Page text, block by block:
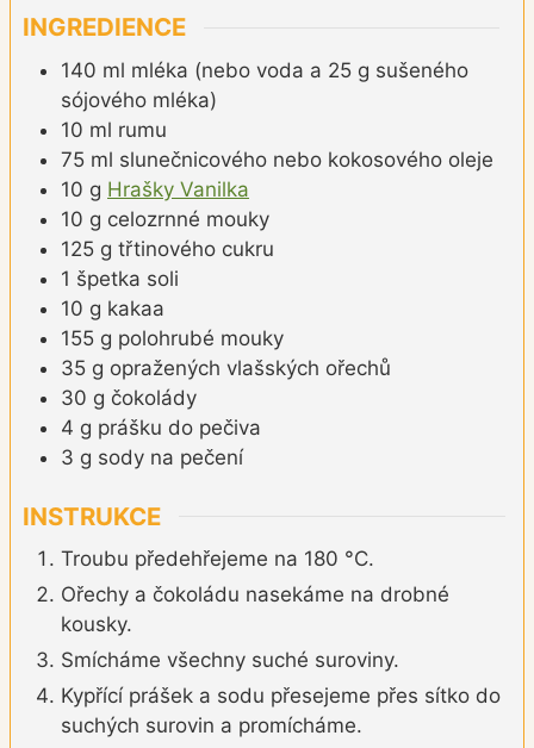
INGREDIENCE
140 ml mléka (nebo voda a 25 g sušeného
sójového mléka)
10 ml rumu
75 ml slunečnicového nebo kokosového oleje
10 g Hrašky Vanilka
10 g celozrnné mouky
125 g třtinového cukru
1 špetka soli
10 g kakaa
155 g polohrubé mouky
35 g opražených vlašských ořechů
30 g čokolády
4 g prášku do pečiva
3 g sody na pečení
INSTRUKCE
Troubu předehřejeme na 180 °C.
Ořechy a čokoládu nasekáme na drobné
kousky.
Smícháme všechny suché suroviny.
Kypřící prášek a sodu přesejeme přes sítko do
suchých surovin a promícháme.